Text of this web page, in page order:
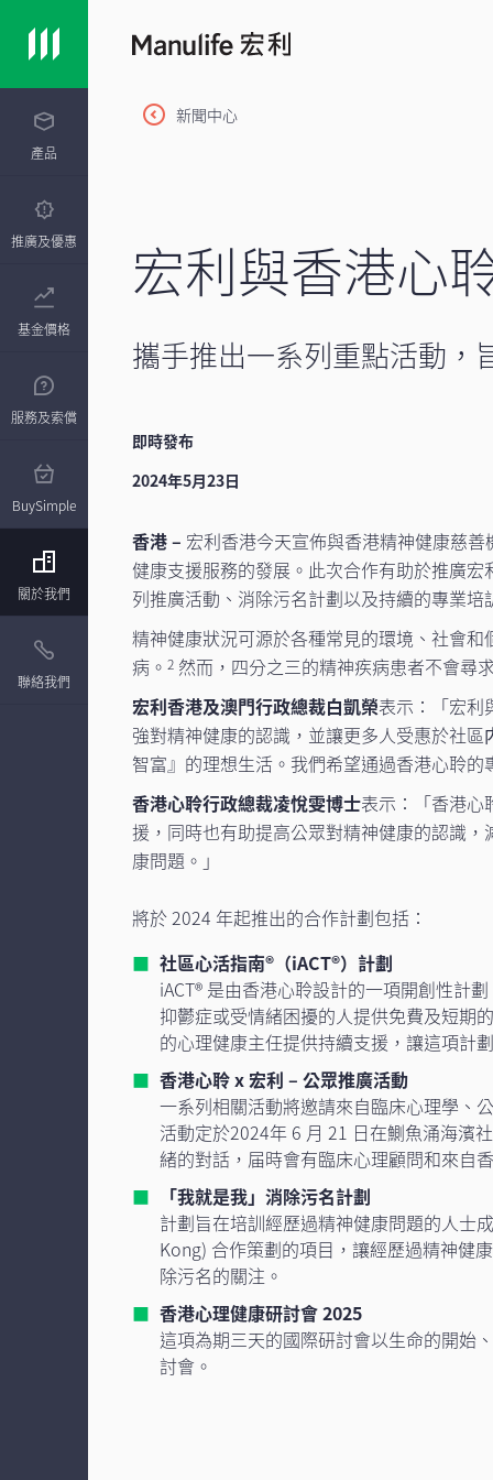
產品
推廣及優惠
基金價格
服務及索償
BuySimple
關於我們
聯絡我們
新聞中心
宏利與香港心
攜手推出一系列重點活動，
即時發布
2024年5月23日
香港 – 宏利香港今天宣佈與香港精神健康慈
健康支援服務的發展。此次合作有助於推廣
列推廣活動、消除污名計劃以及持續的專業
精神健康狀況可源於各種常見的環境、社會
病。 2 然而，四分之三的精神疾病患者不會尋
宏利香港及澳門行政總裁白凱榮表示：「宏利
強對精神健康的認識，並讓更多人受惠於社
智富』的理想生活。我們希望通過香港心聆
香港心聆行政總裁凌悅雯博士表示：「香港心
援，同時也有助提高公眾對精神健康的認識
康問題。」
將於 2024 年起推出的合作計劃包括：
社區心活指南®（iACT®）計劃
iACT® 是由香港心聆設計的一項開創性計
抑鬱症或受情緒困擾的人提供免費及短期
的心理健康主任提供持續支援，讓這項計
香港心聆 x 宏利 – 公眾推廣活動
一系列相關活動將邀請來自臨床心理學、
活動定於2024年 6 月 21 日在鰂魚涌海濱
緒的對話，届時會有臨床心理顧問和來自
「我就是我」消除污名計劃
計劃旨在培訓經歷過精神健康問題的人士
Kong) 合作策劃的項目，讓經歷過精神健
除污名的關注。
香港心理健康研討會 2025
這項為期三天的國際研討會以生命的開始
討會。